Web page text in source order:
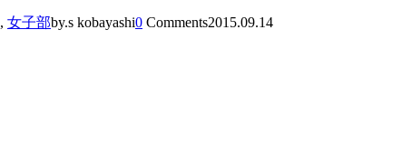
, 女子部by.s kobayashi0 Comments2015.09.14